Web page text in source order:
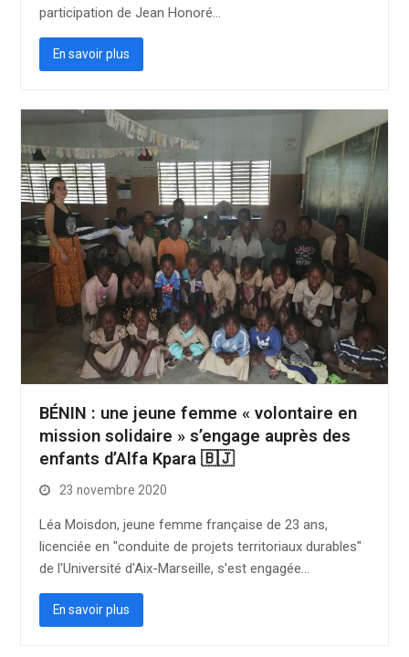
participation de Jean Honoré…
En savoir plus
BÉNIN : une jeune femme « volontaire en
mission solidaire » s’engage auprès des
enfants d’Alfa Kpara 🇧🇯
23 novembre 2020
Léa Moisdon, jeune femme française de 23 ans,
licenciée en "conduite de projets territoriaux durables"
de l'Université d'Aix-Marseille, s'est engagée…
En savoir plus